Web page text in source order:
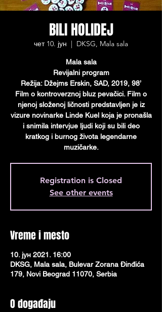
BILI HOLIDEJ
чет 10. јун
  |
DKSG, Mala sala
Mala sala
Revijalni program
Režija: Džejms Erskin, SAD, 2019, 98’
Film o kontroverznoj bluz pevačici. Film o
njenoj složenoj ličnosti predstavljen je iz
vizure novinarke Linde Кuel koja je pronašla
i snimila intervjue ljudi koji su bili deo
kratkog i burnog života legendarne
muzičarke.
Registration is Closed
See other events
Vreme i mesto
10. јун 2021. 16:00
DKSG, Mala sala, Bulevar Zorana Đinđića
179, Novi Beograd 11070, Serbia
O događaju